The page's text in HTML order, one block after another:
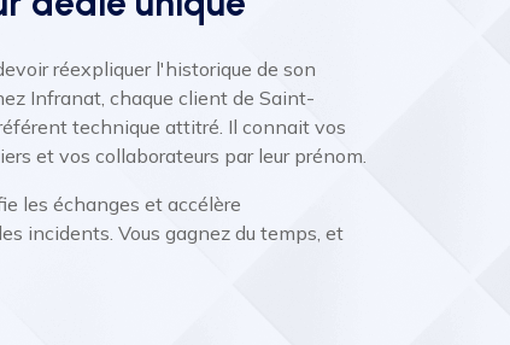
réexpliquer l'historique de son
Infranat, chaque client de Saint-
technique attitré. Il connait vos
et vos collaborateurs par leur prénom.
les échanges et accélère
incidents. Vous gagnez du temps, et